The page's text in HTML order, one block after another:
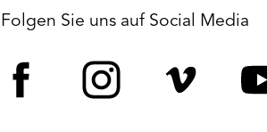
Folgen Sie uns auf Social Media